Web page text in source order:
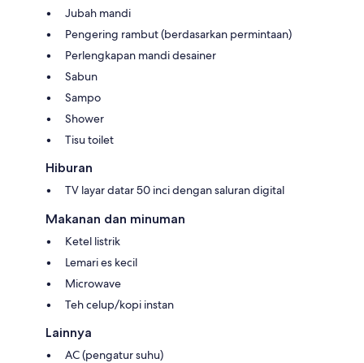
Jubah mandi
Pengering rambut (berdasarkan permintaan)
Perlengkapan mandi desainer
Sabun
Sampo
Shower
Tisu toilet
Hiburan
TV layar datar 50 inci dengan saluran digital
Makanan dan minuman
Ketel listrik
Lemari es kecil
Microwave
Teh celup/kopi instan
Lainnya
AC (pengatur suhu)